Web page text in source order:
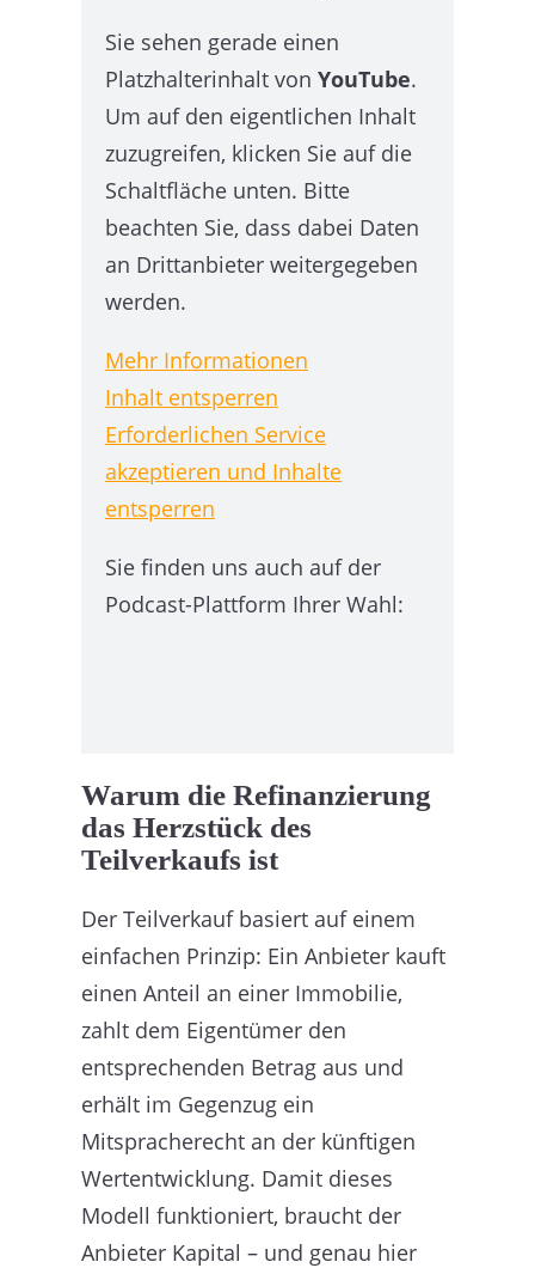
Sie sehen gerade einen
Platzhalterinhalt von YouTube.
Um auf den eigentlichen Inhalt
zuzugreifen, klicken Sie auf die
Schaltfläche unten. Bitte
beachten Sie, dass dabei Daten
an Drittanbieter weitergegeben
werden.
Mehr Informationen
Inhalt entsperren
Erforderlichen Service
akzeptieren und Inhalte
entsperren
Sie finden uns auch auf der
Podcast-Plattform Ihrer Wahl:
Warum die Refinanzierung
das Herzstück des
Teilverkaufs ist
Der Teilverkauf basiert auf einem
einfachen Prinzip: Ein Anbieter kauft
einen Anteil an einer Immobilie,
zahlt dem Eigentümer den
entsprechenden Betrag aus und
erhält im Gegenzug ein
Mitspracherecht an der künftigen
Wertentwicklung. Damit dieses
Modell funktioniert, braucht der
Anbieter Kapital – und genau hier